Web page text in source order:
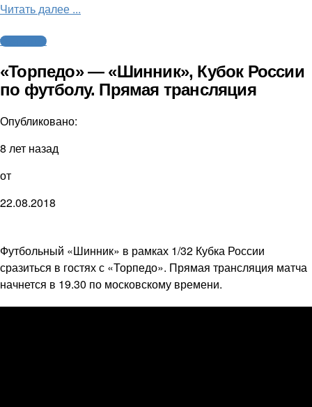
Читать далее ...
Трансляции
«Торпедо» — «Шинник», Кубок России
по футболу. Прямая трансляция
Опубликовано:
8 лет назад
от
22.08.2018
Футбольный «Шинник» в рамках 1/32 Кубка России
сразиться в гостях с «Торпедо». Прямая трансляция матча
начнется в 19.30 по московскому времени.